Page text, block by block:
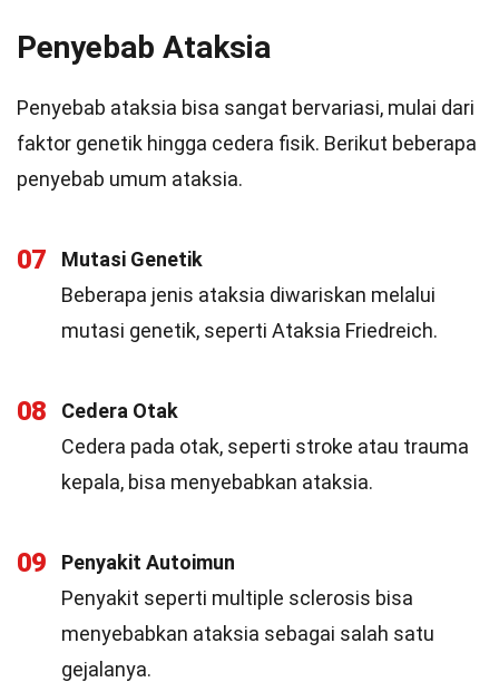
Penyebab Ataksia
Penyebab ataksia bisa sangat bervariasi, mulai dari
faktor genetik hingga cedera fisik. Berikut beberapa
penyebab umum ataksia.
07
Mutasi Genetik
Beberapa jenis ataksia diwariskan melalui
mutasi genetik, seperti Ataksia Friedreich.
08
Cedera Otak
Cedera pada otak, seperti stroke atau trauma
kepala, bisa menyebabkan ataksia.
09
Penyakit Autoimun
Penyakit seperti multiple sclerosis bisa
menyebabkan ataksia sebagai salah satu
gejalanya.